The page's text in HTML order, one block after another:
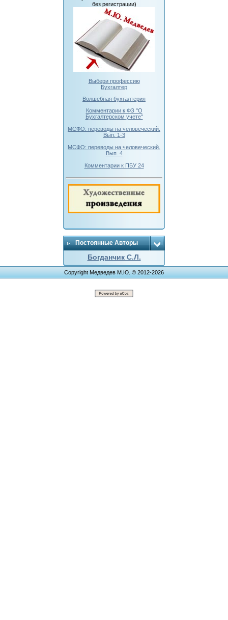
без регистрации)
Выбери профессию
Бухгалтер
Волшебная бухгалтерия
Комментарии к ФЗ "О
Бухгалтерском учете"
МСФО: переводы на человеческий.
Вып. 1-3
МСФО: переводы на человеческий.
Вып. 4
Комментарии к ПБУ 24
Постоянные Авторы
Богданчик С.Л.
Copyright Медведев М.Ю. © 2012-2026